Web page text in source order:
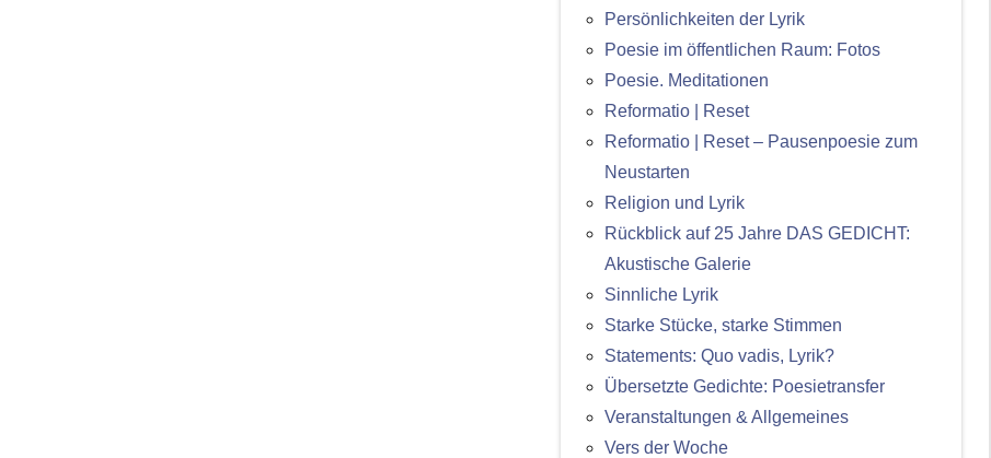
Persönlichkeiten der Lyrik
Poesie im öffentlichen Raum: Fotos
Poesie. Meditationen
Reformatio | Reset
Reformatio | Reset – Pausenpoesie zum
Neustarten
Religion und Lyrik
Rückblick auf 25 Jahre DAS GEDICHT:
Akustische Galerie
Sinnliche Lyrik
Starke Stücke, starke Stimmen
Statements: Quo vadis, Lyrik?
Übersetzte Gedichte: Poesietransfer
Veranstaltungen & Allgemeines
Vers der Woche